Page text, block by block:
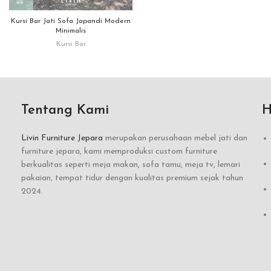
Kursi Bar Jati Sofa Japandi Modern
Minimalis
Kursi Bar
Tentang Kami
Livin Furniture Jepara merupakan perusahaan mebel jati dan
furniture jepara, kami memproduksi custom furniture
berkualitas seperti meja makan, sofa tamu, meja tv, lemari
pakaian, tempat tidur dengan kualitas premium sejak tahun
2024.